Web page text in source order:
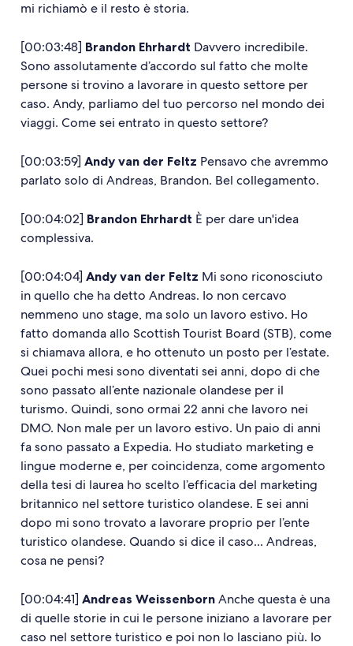
mi richiamò e il resto è storia.
[00:03:48] Brandon Ehrhardt Davvero incredibile.
Sono assolutamente d’accordo sul fatto che molte
persone si trovino a lavorare in questo settore per
caso. Andy, parliamo del tuo percorso nel mondo dei
viaggi. Come sei entrato in questo settore?
[00:03:59] Andy van der Feltz Pensavo che avremmo
parlato solo di Andreas, Brandon. Bel collegamento.
[00:04:02] Brandon Ehrhardt È per dare un'idea
complessiva.
[00:04:04] Andy van der Feltz Mi sono riconosciuto
in quello che ha detto Andreas. Io non cercavo
nemmeno uno stage, ma solo un lavoro estivo. Ho
fatto domanda allo Scottish Tourist Board (STB), come
si chiamava allora, e ho ottenuto un posto per l’estate.
Quei pochi mesi sono diventati sei anni, dopo di che
sono passato all’ente nazionale olandese per il
turismo. Quindi, sono ormai 22 anni che lavoro nei
DMO. Non male per un lavoro estivo. Un paio di anni
fa sono passato a Expedia. Ho studiato marketing e
lingue moderne e, per coincidenza, come argomento
della tesi di laurea ho scelto l’efficacia del marketing
britannico nel settore turistico olandese. E sei anni
dopo mi sono trovato a lavorare proprio per l’ente
turistico olandese. Quando si dice il caso... Andreas,
cosa ne pensi?
[00:04:41] Andreas Weissenborn Anche questa è una
di quelle storie in cui le persone iniziano a lavorare per
caso nel settore turistico e poi non lo lasciano più. Io